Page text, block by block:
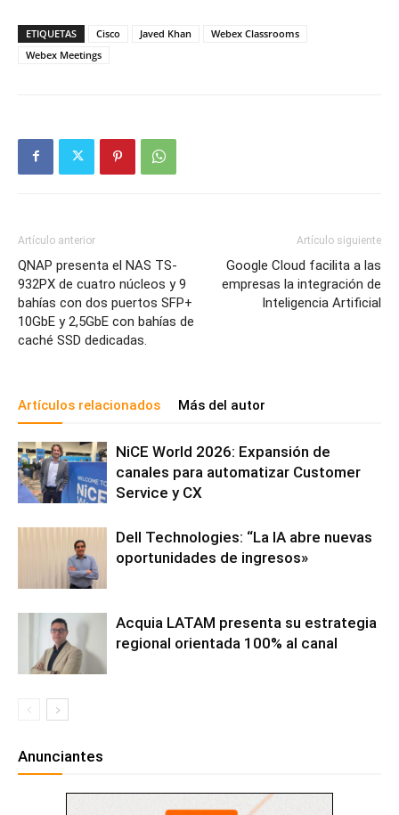
ETIQUETAS Cisco Javed Khan
Webex Classrooms
Webex Meetings
Artículo anterior
QNAP presenta el NAS TS-
932PX de cuatro núcleos y 9
bahías con dos puertos SFP+
10GbE y 2,5GbE con bahías de
caché SSD dedicadas.
Artículo siguiente
Google Cloud facilita a las
empresas la integración de
Inteligencia Artificial
Artículos relacionados Más del autor
NiCE World 2026: Expansión de
canales para automatizar Customer
Service y CX
Dell Technologies: “La IA abre nuevas
oportunidades de ingresos»
Acquia LATAM presenta su estrategia
regional orientada 100% al canal
Anunciantes